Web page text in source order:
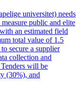
universitet) needs
public and elite
an estimated field
total value of 1.5
secure a supplier
collection and
will be
(30%), and